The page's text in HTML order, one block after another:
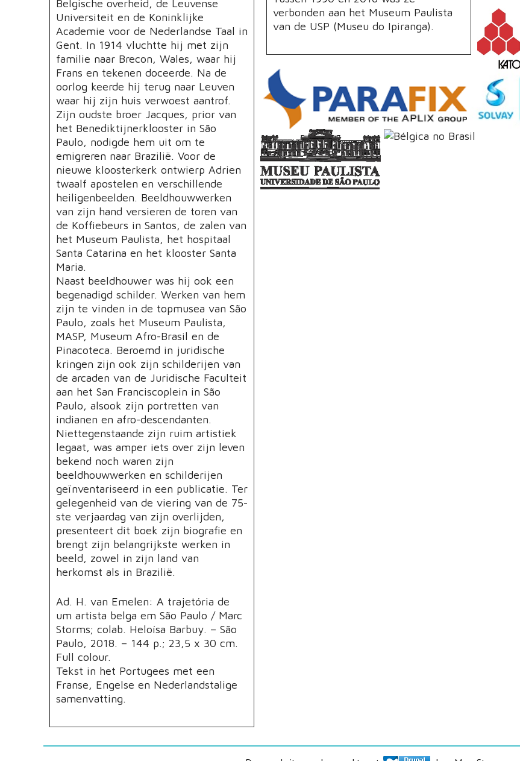
Belgische overheid, de Leuvense
Universiteit en de Koninklijke
Academie voor de Nederlandse Taal in
Gent. In 1914 vluchtte hij met zijn
familie naar Brecon, Wales, waar hij
Frans en tekenen doceerde. Na de
oorlog keerde hij terug naar Leuven
waar hij zijn huis verwoest aantrof.
Zijn oudste broer Jacques, prior van
het Benediktijnerklooster in São
Paulo, nodigde hem uit om te
emigreren naar Brazilië. Voor de
nieuwe kloosterkerk ontwierp Adrien
twaalf apostelen en verschillende
heiligenbeelden. Beeldhouwwerken
van zijn hand versieren de toren van
de Koffiebeurs in Santos, de zalen van
het Museum Paulista, het hospitaal
Santa Catarina en het klooster Santa
Maria.
Naast beeldhouwer was hij ook een
begenadigd schilder. Werken van hem
zijn te vinden in de topmusea van São
Paulo, zoals het Museum Paulista,
MASP, Museum Afro-Brasil en de
Pinacoteca. Beroemd in juridische
kringen zijn ook zijn schilderijen van
de arcaden van de Juridische Faculteit
aan het San Franciscoplein in São
Paulo, alsook zijn portretten van
indianen en afro-descendanten.
Niettegenstaande zijn ruim artistiek
legaat, was amper iets over zijn leven
bekend noch waren zijn
beeldhouwwerken en schilderijen
geïnventariseerd in een publicatie. Ter
gelegenheid van de viering van de 75-
ste verjaardag van zijn overlijden,
presenteert dit boek zijn biografie en
brengt zijn belangrijkste werken in
beeld, zowel in zijn land van
herkomst als in Brazilië.
Ad. H. van Emelen: A trajetória de
um artista belga em São Paulo / Marc
Storms; colab. Heloísa Barbuy. – São
Paulo, 2018. – 144 p.; 23,5 x 30 cm.
Full colour.
Tekst in het Portugees met een
Franse, Engelse en Nederlandstalige
samenvatting.
verbonden aan het Museum Paulista
van de USP (Museu do Ipiranga).